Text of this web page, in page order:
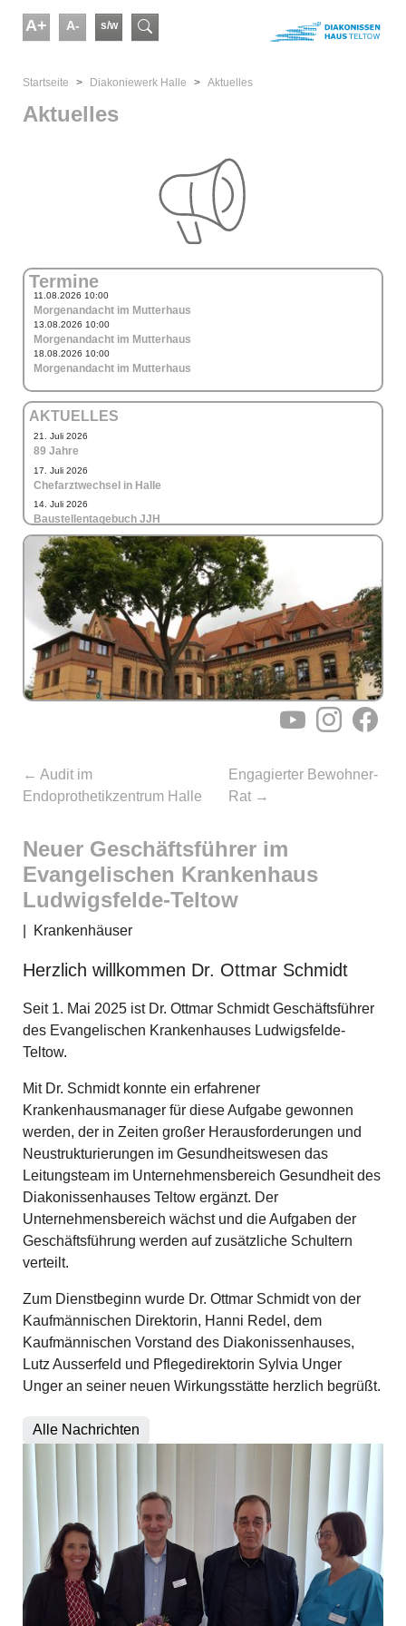
A+ A- s/w Suchformular
Startseite
Diakoniewerk Halle Aktuelles
Aktuelles
Termine
11.08.2026 10:00
Morgenandacht im Mutterhaus
13.08.2026 10:00
Morgenandacht im Mutterhaus
18.08.2026 10:00
Morgenandacht im Mutterhaus
AKTUELLES
21. Juli 2026
89 Jahre
17. Juli 2026
Chefarztwechsel in Halle
14. Juli 2026
Baustellentagebuch JJH
YouTubeInstagram
← Audit im
Endoprothetikzentrum Halle
Engagierter Bewohner-
Rat →
Neuer Geschäftsführer im
Evangelischen Krankenhaus
Ludwigsfelde-Teltow
Krankenhäuser
Herzlich willkommen Dr. Ottmar Schmidt
Seit 1. Mai 2025 ist Dr. Ottmar Schmidt Geschäftsführer
des Evangelischen Krankenhauses Ludwigsfelde-
Teltow.
Mit Dr. Schmidt konnte ein erfahrener
Krankenhausmanager für diese Aufgabe gewonnen
werden, der in Zeiten großer Herausforderungen und
Neustrukturierungen im Gesundheitswesen das
Leitungsteam im Unternehmensbereich Gesundheit des
Diakonissenhauses Teltow ergänzt. Der
Unternehmensbereich wächst und die Aufgaben der
Geschäftsführung werden auf zusätzliche Schultern
verteilt.
Zum Dienstbeginn wurde Dr. Ottmar Schmidt von der
Kaufmännischen Direktorin, Hanni Redel, dem
Kaufmännischen Vorstand des Diakonissenhauses,
Lutz Ausserfeld und Pflegedirektorin Sylvia Unger
Unger an seiner neuen Wirkungsstätte herzlich begrüßt.
Alle Nachrichten